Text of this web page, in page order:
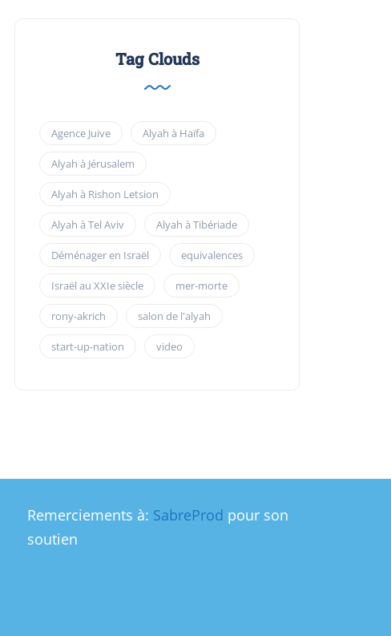
Tag Clouds
Agence Juive Alyah à Haïfa
Alyah à Jérusalem
Alyah à Rishon Letsion
Alyah à Tel Aviv Alyah à Tibériade
Déménager en Israël equivalences
Israël au XXIe siècle mer-morte
rony-akrich salon de l'alyah
start-up-nation video
Remerciements à: SabreProd pour son
soutien